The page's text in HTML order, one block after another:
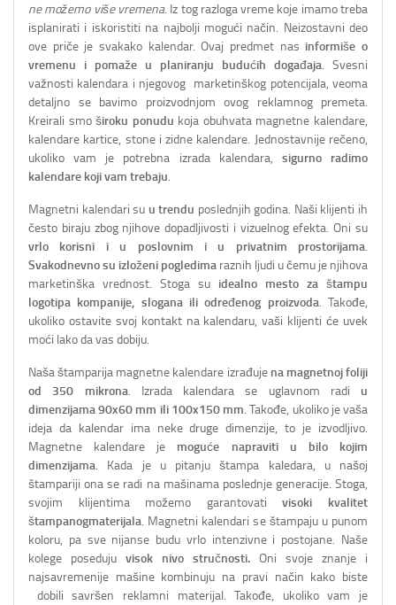
ne možemo više vremena. Iz tog razloga vreme koje imamo treba
isplanirati i iskoristiti na najbolji mogući način. Neizostavni deo
ove priče je svakako kalendar. Ovaj predmet nas informiše o
vremenu i pomaže u planiranju budućih događaja. Svesni
važnosti kalendara i njegovog marketinškog potencijala, veoma
detaljno se bavimo proizvodnjom ovog reklamnog premeta.
Kreirali smoširoku ponudu koja obuhvata magnetne kalendare,
kalendare kartice, stone i zidne kalendare. Jednostavnije rečeno,
ukoliko vam je potrebna izrada kalendara, sigurno radimo
kalendare koji vam trebaju.
Magnetni kalendari su u trendu poslednjih godina. Naši klijenti ih
često biraju zbog njihove dopadljivosti i vizuelnog efekta. Oni su
vrlo korisni i u poslovnim i u privatnim prostorijama.
Svakodnevno su izloženi pogledima raznih ljudi u čemu je njihova
marketinška vrednost. Stoga su idealno mesto za štampu
logotipa kompanije, slogana ili određenog proizvoda. Takođe,
ukoliko ostavite svoj kontakt na kalendaru, vaši klijenti će uvek
moći lako da vas dobiju.
Naša štamparija magnetne kalendare izrađujena magnetnoj foliji
od 350 mikrona. Izrada kalendara se uglavnom radi u
dimenzijama 90x60 mm ili 100x150 mm. Takođe, ukoliko je vaša
ideja da kalendar ima neke druge dimenzije, to je izvodljivo.
Magnetne kalendare je moguće napraviti u bilo kojim
dimenzijama. Kada je u pitanju štampa kaledara, u našoj
štampariji ona se radi na mašinama poslednje generacije. Stoga,
svojim klijentima možemo garantovativisoki kvalitet
štampanogmaterijala. Magnetni kalendari se štampaju u punom
koloru, pa sve nijanse budu vrlo intenzivne i postojane. Naše
kolege poseduju visok nivo stručnosti. Oni svoje znanje i
najsavremenije mašine kombinuju na pravi način kako biste
dobili savršen reklamni materijal. Takođe, ukoliko vam je